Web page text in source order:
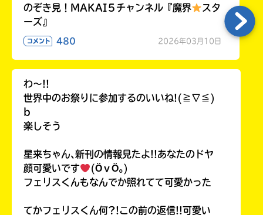
のぞき見！MAKAI５チャンネル『魔界
スタ
ーズ』
コメント 480 2026年03月10日
わ〜!!
世界中のお祭りに参加するのいいね!(≧∇≦)
b
楽しそう
星来ちゃん､新刊の情報見たよ!!あなたのドヤ
顔可愛いです
(ӦｖӦ｡)
フェリスくんもなんでか照れてて可愛かった
てかフェリスくん何?!この前の返信!!可愛い